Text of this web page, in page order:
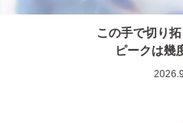
この手で切り拓
ピークは幾